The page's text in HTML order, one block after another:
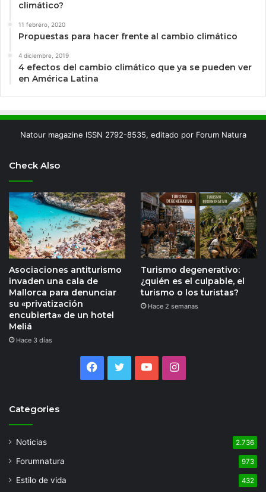
climático?
11 febrero, 2020
Propuestas para hacer frente al cambio climático
4 diciembre, 2019
4 efectos del cambio climático que ya se pueden ver
en América Latina
Natour magazine ISSN 2792-8535, editado por Forum Natura
Check Also
Asociaciones antiturismo
invaden una cala de
Mallorca para denunciar
su «privatización
encubierta» de un hotel
Meliá
Hace 3 días
Turismo degenerativo:
¿quién es el culpable, el
turismo o los turistas?
Hace 2 semanas
Facebook
TwitterYouTubeInstagram
Categories
Noticias 2.736
Forumnatura 973
Estilo de vida 432